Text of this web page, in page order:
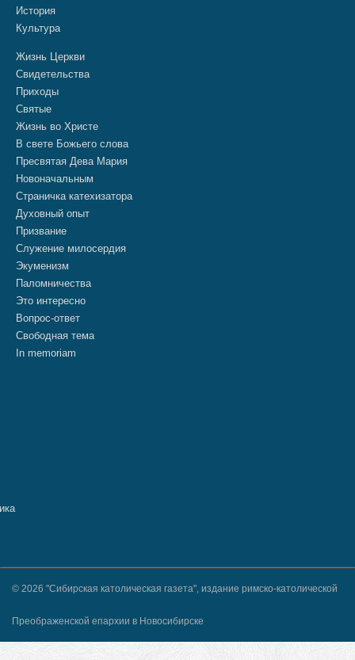
История
Культура
Жизнь Церкви
Свидетельства
Приходы
Святые
Жизнь во Христе
В свете Божьего слова
Пресвятая Дева Мария
Новоначальным
Страничка катехизатора
Духовный опыт
Призвание
Служение милосердия
Экуменизм
Паломничества
Это интересно
Вопрос-ответ
Свободная тема
In memoriam
© 2026 "Сибирская католическая газета", издание римско-католической
Преображенской епархии в Новосибирске